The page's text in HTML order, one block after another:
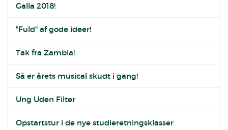
Galla 2018!
"Fuld" af gode ideer!
Tak fra Zambia!
Så er årets musical skudt i gang!
Ung Uden Filter
Opstartstur i de nye studieretningsklasser